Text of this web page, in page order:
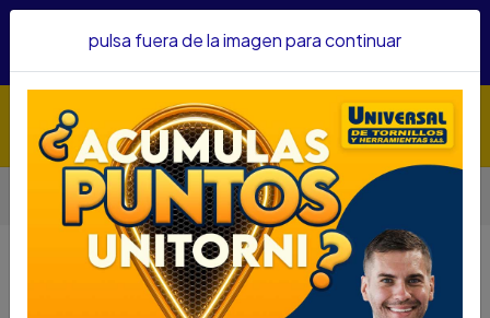
confianza&nbsp;Recibe un KIT PARRILLERO por compras
Herramientas
Accesorios Para Herramientas
COPA TORX HEMBRA FORCE CUAD 1/2 E8 REF54608
COPA TORX HEMBRA FORCE CUAD
1/2 E8 REF54608
pulsa fuera de la imagen para continuar